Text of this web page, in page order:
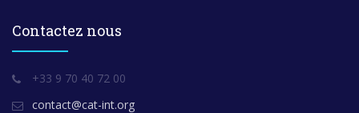
Contactez nous
+33 9 70 40 72 00
contact@cat-int.org